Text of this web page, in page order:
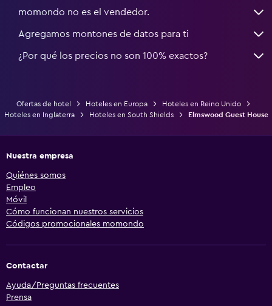
momondo no es el vendedor.
Agregamos montones de datos para ti
¿Por qué los precios no son 100% exactos?
Ofertas de hotel Hoteles en Europa
Hoteles en Reino Unido
Hoteles en Inglaterra
Hoteles en South Shields Elmswood Guest House
Nuestra empresa
Quiénes somos
Empleo
Móvil
Cómo funcionan nuestros servicios
Códigos promocionales momondo
Contactar
Ayuda/Preguntas frecuentes
Prensa